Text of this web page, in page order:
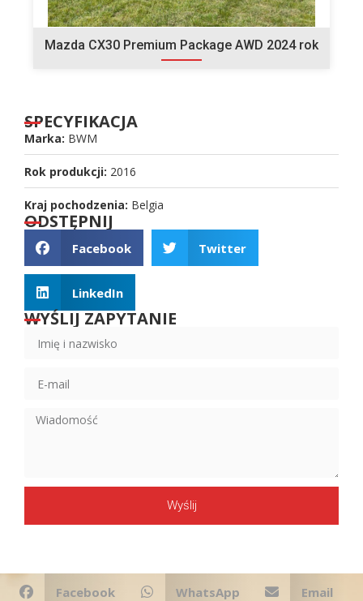
Mazda CX30 Premium Package AWD 2024 rok
SPECYFIKACJA
Marka: BWM
Rok produkcji: 2016
Kraj pochodzenia: Belgia
ODSTĘPNIJ
Facebook Twitter
LinkedIn
WYŚLIJ ZAPYTANIE
Wyślij
Facebook WhatsApp Email